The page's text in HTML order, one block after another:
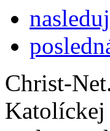
Christ-
Katolíckej